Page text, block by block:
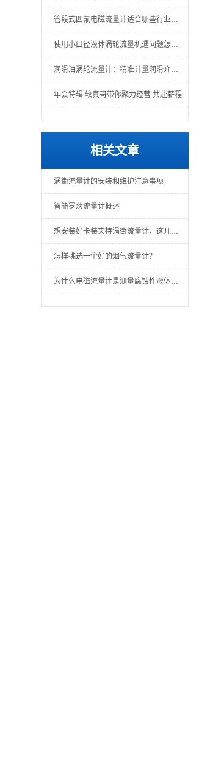
管段式四氟电磁流量计适合哪些行业场景？
使用小口径液体涡轮流量机遇问题怎么办？一文教你解决
润滑油涡轮流量计：精准计量润滑介质的关键仪表
年会特辑|较真哥带你聚力经营 共赴薪程
相关文章
涡街流量计的安装和维护注意事项
智能罗茨流量计概述
想安装好卡装夹持涡街流量计，这几个要点要注意
怎样挑选一个好的烟气流量计？
为什么电磁流量计是测量腐蚀性液体的优选？一文读懂其技术核心